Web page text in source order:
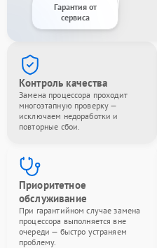
Гарантия от
сервиса
Контроль качества
Замена процессора проходит
многоэтапную проверку —
исключаем недоработки и
повторные сбои.
Приоритетное
обслуживание
При гарантийном случае замена
процессора выполняется вне
очереди — быстро устраняем
проблему.